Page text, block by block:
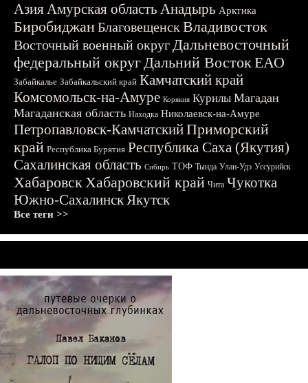
АзияАмурская область Анадырь Арктика
БиробиджанБлаговещенскВладивосток
Восточный военный округДальневосточный
федеральный округДальний ВостокЕАО
Забайкалье Забайкальский край Камчатский край
Комсомольск-на-Амуре Корякия Курилы Магадан
Магаданская область Находка Николаевск-на-Амуре
Петропавловск-КамчатскийПриморский
край Республика Бурятия Республика Саха (Якутия)
Сахалинская область Сибирь ТОФ Тында Улан-Удэ Уссурийск
ХабаровскХабаровский край Чита Чукотка
Южно-СахалинскЯкутск
Все теги >>